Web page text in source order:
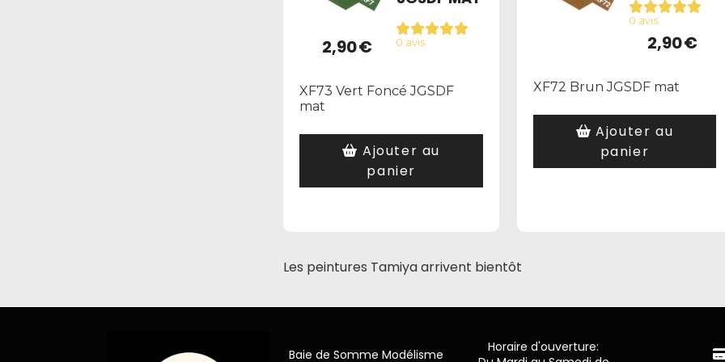
0 avis
2,90€
XF73 Vert Foncé JGSDF
mat
Ajouter au
panier
0 avis
2,90€
XF72 Brun JGSDF mat
Ajouter au
panier
Les peintures Tamiya arrivent bientôt
Baie de Somme Modélisme
Horaire d'ouverture: